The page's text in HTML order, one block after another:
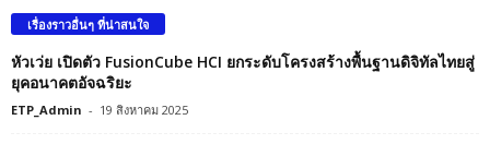
เรื่องราวอื่นๆ ที่น่าสนใจ
หัวเว่ย เปิดตัว FusionCube HCI ยกระดับโครงสร้างพื้นฐานดิจิทัลไทยสู่
ยุคอนาคตอัจฉริยะ
ETP_Admin - 19 สิงหาคม 2025